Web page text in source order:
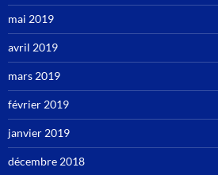
mai 2019
avril 2019
mars 2019
février 2019
janvier 2019
décembre 2018